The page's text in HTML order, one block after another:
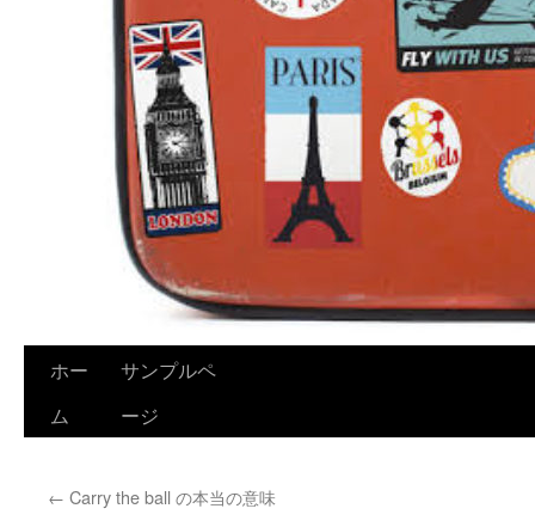
ホー
ム
サンプルペ
ージ
← Carry the ball の本当の意味